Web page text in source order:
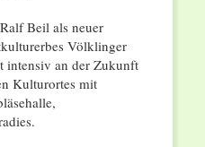
Beil als neuer
Völklinger
intensiv an der Zukunft
Kulturortes mit